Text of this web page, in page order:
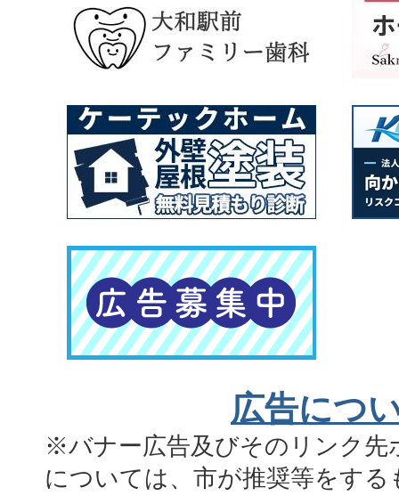
広告につ
※バナー広告及びそのリンク先
については、市が推奨等をす